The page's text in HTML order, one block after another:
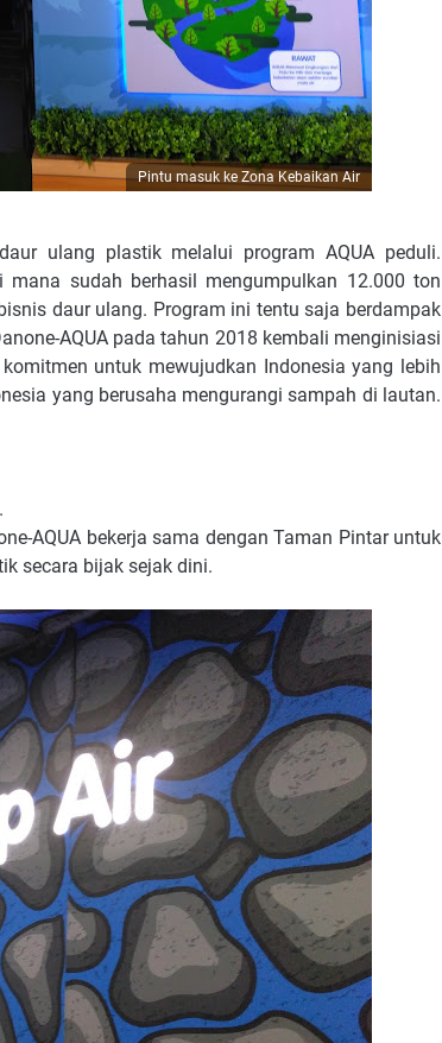
Pintu masuk ke Zona Kebaikan Air
ulang plastik melalui program AQUA peduli.
sudah berhasil mengumpulkan 12.000 ton
daur ulang. Program ini tentu saja berdampak
AQUA pada tahun 2018 kembali menginisiasi
untuk mewujudkan Indonesia yang lebih
yang berusaha mengurangi sampah di lautan.
AQUA bekerja sama dengan Taman Pintar untuk
secara bijak sejak dini.